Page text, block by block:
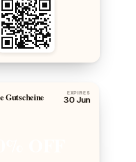
Gutscheine EXPIRES
30 Jun